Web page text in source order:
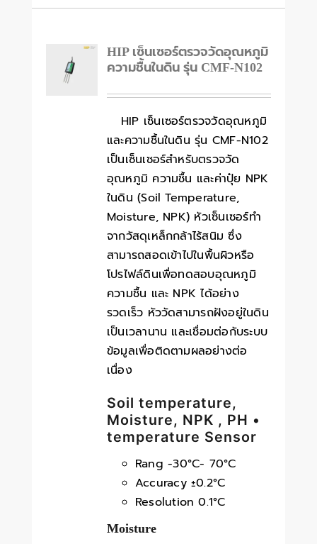
HIP เซ็นเซอร์ตรวจวัดอุณหภูมิ
ความชื้นในดิน รุ่น CMF-N102
HIP เซ็นเซอร์ตรวจวัดอุณหภูมิ
และความชื้นในดิน รุ่น CMF-N102
เป็นเซ็นเซอร์สำหรับตรวจวัด
อุณหภูมิ ความชื้น และค่าปุ๋ย NPK
ในดิน (Soil Temperature,
Moisture, NPK) หัวเซ็นเซอร์ทำ
จากวัสดุเหล็กกล้าไร้สนิม ซึ่ง
สามารถสอดเข้าไปในพื้นผิวหรือ
โปรไฟล์ดินเพื่อทดสอบอุณหภูมิ
ความชื้น และ NPK ได้อย่าง
รวดเร็ว หัววัดสามารถฝังอยู่ในดิน
เป็นเวลานาน และเชื่อมต่อกับระบบ
ข้อมูลเพื่อติดตามผลอย่างต่อ
เนื่อง
Soil temperature,
Moisture, NPK , PH •
temperature Sensor
Rang -30°C- 70°C
Accuracy ±0.2°C
Resolution 0.1°C
Moisture